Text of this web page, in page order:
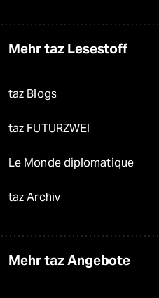
Mehr taz Lesestoff
taz Blogs
taz FUTURZWEI
Le Monde diplomatique
taz Archiv
Mehr taz Angebote